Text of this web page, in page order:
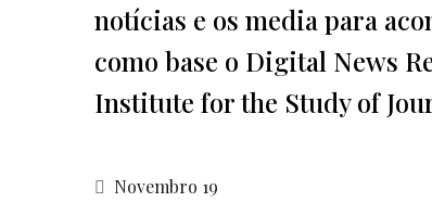
notícias e os media para
como base o Digital News
Institute for the Study of
Novembro 19